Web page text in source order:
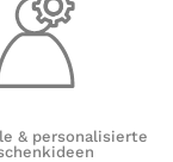
& personalisierte